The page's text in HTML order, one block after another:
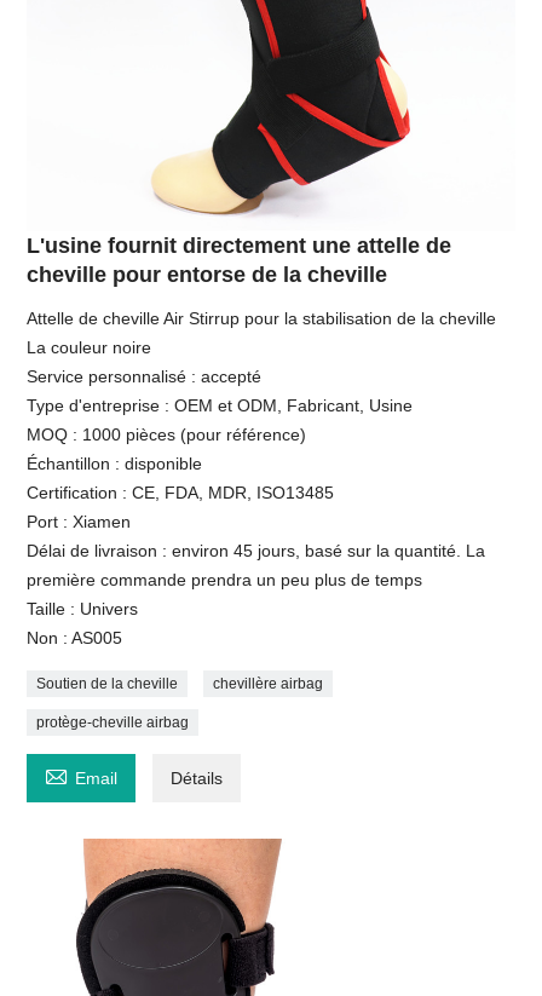
L'usine fournit directement une attelle de
cheville pour entorse de la cheville
Attelle de cheville Air Stirrup pour la stabilisation de la cheville
La couleur noire
Service personnalisé : accepté
Type d'entreprise : OEM et ODM, Fabricant, Usine
MOQ : 1000 pièces (pour référence)
Échantillon : disponible
Certification : CE, FDA, MDR, ISO13485
Port : Xiamen
Délai de livraison : environ 45 jours, basé sur la quantité. La
première commande prendra un peu plus de temps
Taille : Univers
Non : AS005
Soutien de la cheville chevillère airbag
protège-cheville airbag
 Email Détails